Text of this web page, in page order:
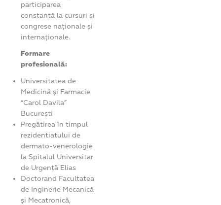
participarea
constantă la cursuri și
congrese naționale și
internaționale.
Formare
profesională:
Universitatea de
Medicină și Farmacie
“Carol Davila”
București
Pregătirea în timpul
rezidentiatului de
dermato-venerologie
la Spitalul Universitar
de Urgență Elias
Doctorand Facultatea
de Inginerie Mecanică
și Mecatronică,